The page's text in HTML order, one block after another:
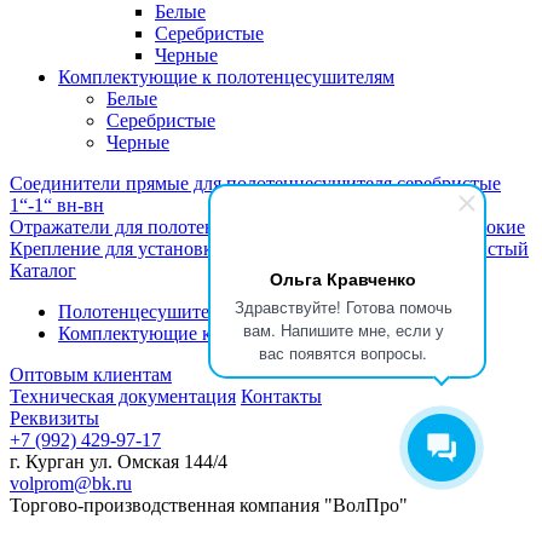
Ольга Кравченко
Здравствуйте! Готова помочь
вам. Напишите мне, если у
вас появятся вопросы.
Белые
Серебристые
Черные
Комплектующие к полотенцесушителям
Белые
Серебристые
Черные
Соединители прямые для полотенцесушителя серебристые
1“-1“ вн-вн
Отражатели для полотенцесушителя 1“ серебристые глубокие
Крепление для установки полотенцесушителя 1“ серебристый
Каталог
Полотенцесушители
Комплектующие к полотенцесушителям
Оптовым клиентам
Техническая документация Контакты
Реквизиты
+7 (992) 429-97-17
г. Курган ул. Омская 144/4
volprom@bk.ru
Торгово-производственная компания "ВолПро"